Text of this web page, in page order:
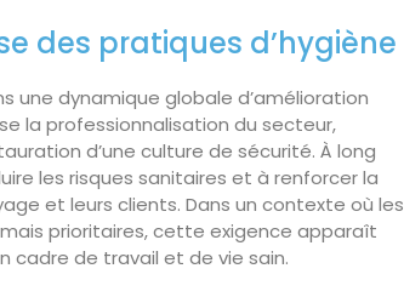
des pratiques d’hygiène
une dynamique globale d’amélioration
la professionnalisation du secteur,
d’une culture de sécurité. À long
les risques sanitaires et à renforcer la
et leurs clients. Dans un contexte où les
prioritaires, cette exigence apparaît
cadre de travail et de vie sain.